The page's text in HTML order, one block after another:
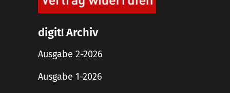
digit! Archiv
Ausgabe 2-2026
Ausgabe 1-2026